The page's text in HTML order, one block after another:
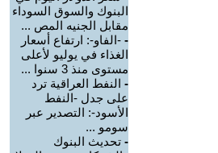
البنوك والسوق السوداء
مقابل الجنيه المص ...
- -الفاو-: ارتفاع أسعار
الغذاء في يوليو لأعلى
مستوى منذ 3 سنوا ...
- النفط العراقية ترد
على جدل -النفط
الأسود-: التصدير عبر
سومو ...
- تحديث البنوك